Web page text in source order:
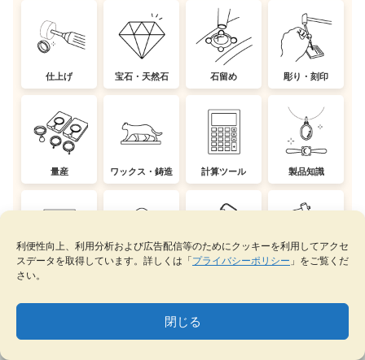
利便性向上、利用分析および広告配信等のためにクッキーを利用してアクセ
スデータを取得しています。詳しくは「 プライバシーポリシー 」をご覧くだ
さい。
閉じる
仕上げ 宝石・天然石 石留め 彫り・刻印
量産 ワックス・鋳造 計算ツール 製品知識
CAD デザイン 修理 伝統技法